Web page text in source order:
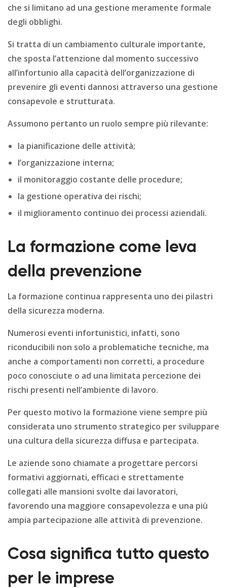
che si limitano ad una gestione meramente formale
degli obblighi.
Si tratta di un cambiamento culturale importante,
che sposta l’attenzione dal momento successivo
all’infortunio alla capacità dell’organizzazione di
prevenire gli eventi dannosi attraverso una gestione
consapevole e strutturata.
Assumono pertanto un ruolo sempre più rilevante:
la pianificazione delle attività;
l’organizzazione interna;
il monitoraggio costante delle procedure;
la gestione operativa dei rischi;
il miglioramento continuo dei processi aziendali.
La formazione come leva
della prevenzione
La formazione continua rappresenta uno dei pilastri
della sicurezza moderna.
Numerosi eventi infortunistici, infatti, sono
riconducibili non solo a problematiche tecniche, ma
anche a comportamenti non corretti, a procedure
poco conosciute o ad una limitata percezione dei
rischi presenti nell’ambiente di lavoro.
Per questo motivo la formazione viene sempre più
considerata uno strumento strategico per sviluppare
una cultura della sicurezza diffusa e partecipata.
Le aziende sono chiamate a progettare percorsi
formativi aggiornati, efficaci e strettamente
collegati alle mansioni svolte dai lavoratori,
favorendo una maggiore consapevolezza e una più
ampia partecipazione alle attività di prevenzione.
Cosa significa tutto questo
per le imprese